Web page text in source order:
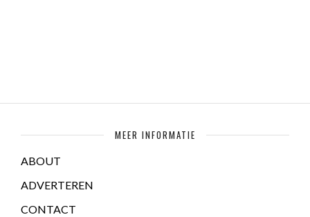
MEER INFORMATIE
ABOUT
ADVERTEREN
CONTACT